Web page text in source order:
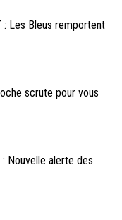
: Les Bleus remportent
scrute pour vous
: Nouvelle alerte des